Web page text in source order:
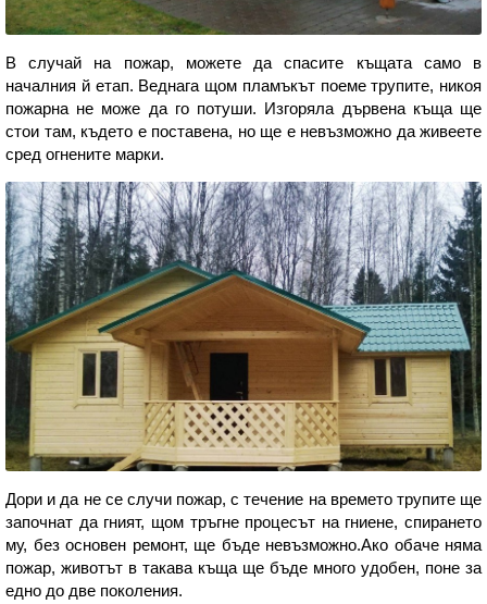
В случай на пожар, можете да спасите къщата само в
началния й етап. Веднага щом пламъкът поеме трупите, никоя
пожарна не може да го потуши. Изгоряла дървена къща ще
стои там, където е поставена, но ще е невъзможно да живеете
сред огнените марки.
Дори и да не се случи пожар, с течение на времето трупите ще
започнат да гният, щом тръгне процесът на гниене, спирането
му, без основен ремонт, ще бъде невъзможно.Ако обаче няма
пожар, животът в такава къща ще бъде много удобен, поне за
едно до две поколения.